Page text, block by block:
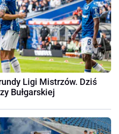
Ligi Mistrzów. Dziś
Bułgarskiej